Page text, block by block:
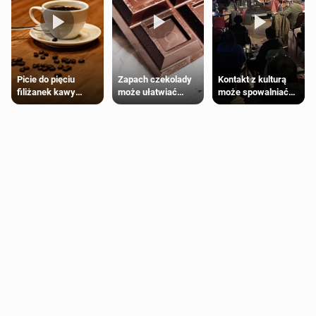
Picie do pięciu
filiżanek kawy
dziennie jest
Zapach czekolady
może ułatwiać
trening siłowy
Kontakt z kulturą
może spowalniać
starzenie